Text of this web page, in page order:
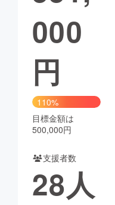
CAMPFIRE Creation
コミュニティ
000
円
110%
目標金額は
500,000円
支援者数
28人